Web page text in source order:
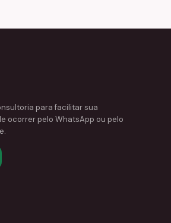
para facilitar sua
ocorrer pelo WhatsApp ou pelo